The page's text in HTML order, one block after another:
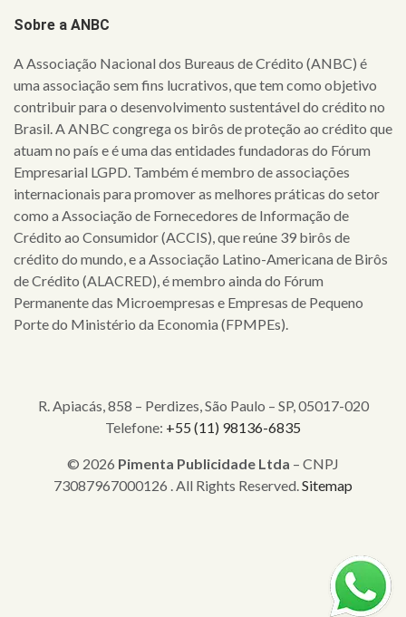
Sobre a ANBC
A Associação Nacional dos Bureaus de Crédito (ANBC) é
uma associação sem fins lucrativos, que tem como objetivo
contribuir para o desenvolvimento sustentável do crédito no
Brasil. A ANBC congrega os birôs de proteção ao crédito que
atuam no país e é uma das entidades fundadoras do Fórum
Empresarial LGPD. Também é membro de associações
internacionais para promover as melhores práticas do setor
como a Associação de Fornecedores de Informação de
Crédito ao Consumidor (ACCIS), que reúne 39 birôs de
crédito do mundo, e a Associação Latino-Americana de Birôs
de Crédito (ALACRED), é membro ainda do Fórum
Permanente das Microempresas e Empresas de Pequeno
Porte do Ministério da Economia (FPMPEs).
R. Apiacás, 858 – Perdizes, São Paulo – SP, 05017-020
Telefone: +55 (11) 98136-6835
© 2026 Pimenta Publicidade Ltda – CNPJ
73087967000126 . All Rights Reserved.Sitemap